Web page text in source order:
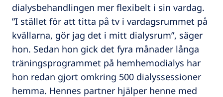
dialysbehandlingen mer flexibelt i sin vardag.
”I stället för att titta på tv i vardagsrummet på
kvällarna, gör jag det i mitt dialysrum”, säger
hon. Sedan hon gick det fyra månader långa
träningsprogrammet på hemhemodialys har
hon redan gjort omkring 500 dialyssessioner
hemma. Hennes partner hjälper henne med